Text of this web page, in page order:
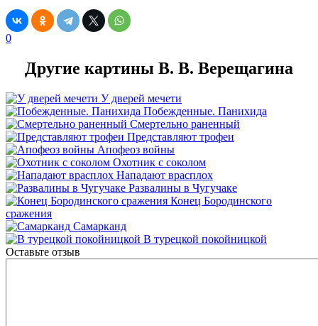
0
Другие картины В. В. Верещагина
У дверей мечети
Побежденные. Панихида
Смертельно раненный
Представляют трофеи
Апофеоз войны
Охотник с соколом
Нападают врасплох
Развалины в Чугучаке
Конец Бородинского
сражения
Самарканд
В турецкой покойницкой
Оставьте отзыв